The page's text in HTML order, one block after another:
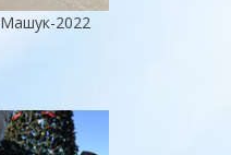
Машук-2022